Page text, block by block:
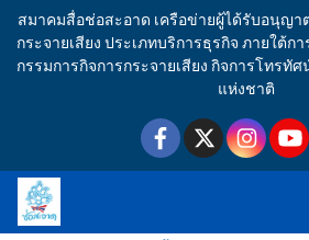
สมาคมสื่อช่อสะอาด เครือข่ายผู้ได้รับอนุญา
กระจายเสียง ประเภทบริการธุรกิจ ภายใต้
กรรมการกิจการกระจายเสียง กิจการโทรทั
แห่งชาติ